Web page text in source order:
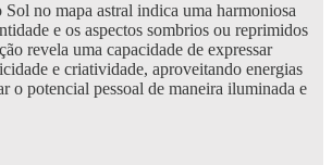
no mapa astral indica uma harmoniosa
e os aspectos sombrios ou reprimidos
revela uma capacidade de expressar
e criatividade, aproveitando energias
o potencial pessoal de maneira iluminada e